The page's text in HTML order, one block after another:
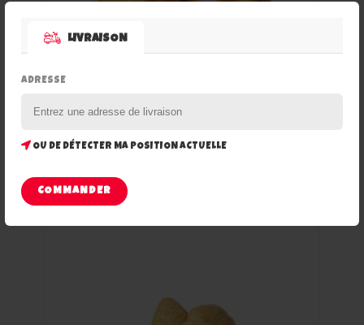
LIVRAISON
ADRESSE
OU DE DÉTECTER MA POSITION ACTUELLE
COMMANDER